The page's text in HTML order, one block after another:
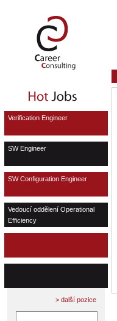
Verification Engineer
SW Engineer
SW Configuration Engineer
Vedoucí oddělení Operational
Efficiency
> další pozice